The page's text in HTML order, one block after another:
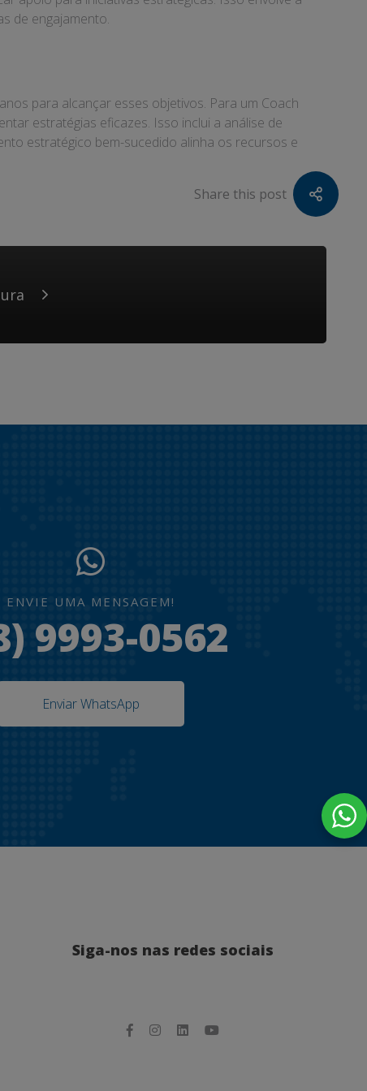
de engajamento.
para alcançar esses objetivos. Para um Coach
estratégias eficazes. Isso inclui a análise de
estratégico bem-sucedido alinha os recursos e
Share this post
ENVIE UMA MENSAGEM!
9993-0562
Enviar WhatsApp
Siga-nos nas redes sociais